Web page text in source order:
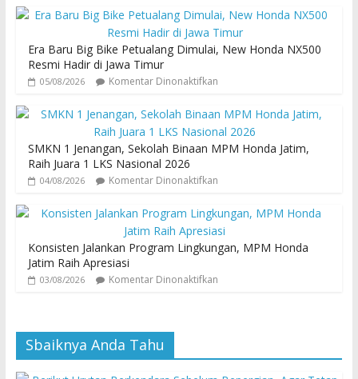
Era Baru Big Bike Petualang Dimulai, New Honda NX500
Resmi Hadir di Jawa Timur
05/08/2026 Komentar Dinonaktifkan
SMKN 1 Jenangan, Sekolah Binaan MPM Honda Jatim,
Raih Juara 1 LKS Nasional 2026
04/08/2026 Komentar Dinonaktifkan
Konsisten Jalankan Program Lingkungan, MPM Honda
Jatim Raih Apresiasi
03/08/2026 Komentar Dinonaktifkan
Sbaiknya Anda Tahu